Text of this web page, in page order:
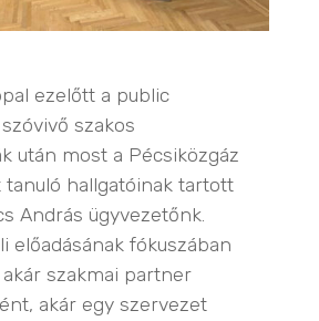
ezelőtt a public
szakos
után most a Pécsiközgáz
tanuló hallgatóinak tartott
András ügyvezetőnk.
előadásának fókuszában
szakmai partner
akár egy szervezet